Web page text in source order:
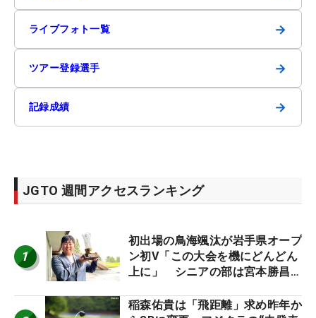
ライブフォト一覧 →
ツアー登録選手 →
記録成績 →
JGTO 週間アクセスランキング
1
初出場の鳥海颯汰が岩手県オープ
ン初V「この大会を機にどんどん
上に」 シニアの部は宮本勝昌が
稲森佑貴は「飛距離」求め昨年か